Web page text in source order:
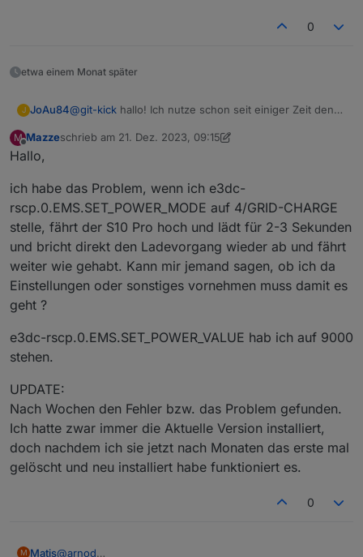
0
etwa einem Monat später
J JoAu84@git-kick hallo! Ich nutze schon seit einiger Zeit den
bisher sehr zufrieden und kann mit dem Adapter auch
Adapters (aktuelle Version 1.2.4) einige der neuen
Datenpunkte bei mir nicht erscheinen. Auch ein
Löschen der Instanz mit anschließender Neuerstellung
wie auch ein Löschen des Adapters mit Neuinstallation
des Adapters ändert daran nichts; Backups über .json
wurden nicht benutzt. Ein DP ist z.B. im EMS der :
MANUAL_CHARGE_ENERGY
Darüber hinaus wollte ich fragen, ob es eine
auch für alle Tage (wie seit einem kürzlichen Software
Update ja auch im Portal möglich) über einen
Datenpunkt anzusteuern?
Josef
M
Offline
Mazzeschrieb am 21. Dez. 2023, 09:15
zuletzt editiert von Mazze
Hallo,
ich habe das Problem, wenn ich e3dc-
rscp.0.EMS.SET_POWER_MODE auf 4/GRID-CHARGE
stelle, fährt der S10 Pro hoch und lädt für 2-3 Sekunden
und bricht direkt den Ladevorgang wieder ab und fährt
weiter wie gehabt. Kann mir jemand sagen, ob ich da
Einstellungen oder sonstiges vornehmen muss damit es
geht ?
e3dc-rscp.0.EMS.SET_POWER_VALUE hab ich auf 9000
stehen.
UPDATE:
Nach Wochen den Fehler bzw. das Problem gefunden.
Ich hatte zwar immer die Aktuelle Version installiert,
doch nachdem ich sie jetzt nach Monaten das erste mal
gelöscht und neu installiert habe funktioniert es.
0
M Matis@arnod